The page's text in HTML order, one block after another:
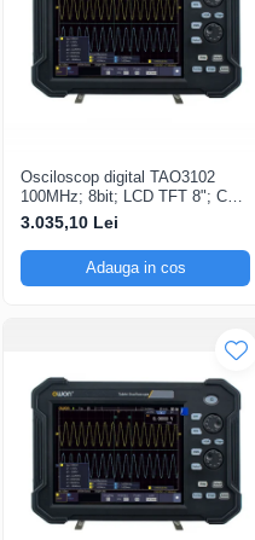
Osciloscop digital TAO3102
100MHz; 8bit; LCD TFT 8"; Ch:
2; 1Gsps; 40Mpts pentru a oferi
Ecran color
3.035,10 Lei
Adauga in cos